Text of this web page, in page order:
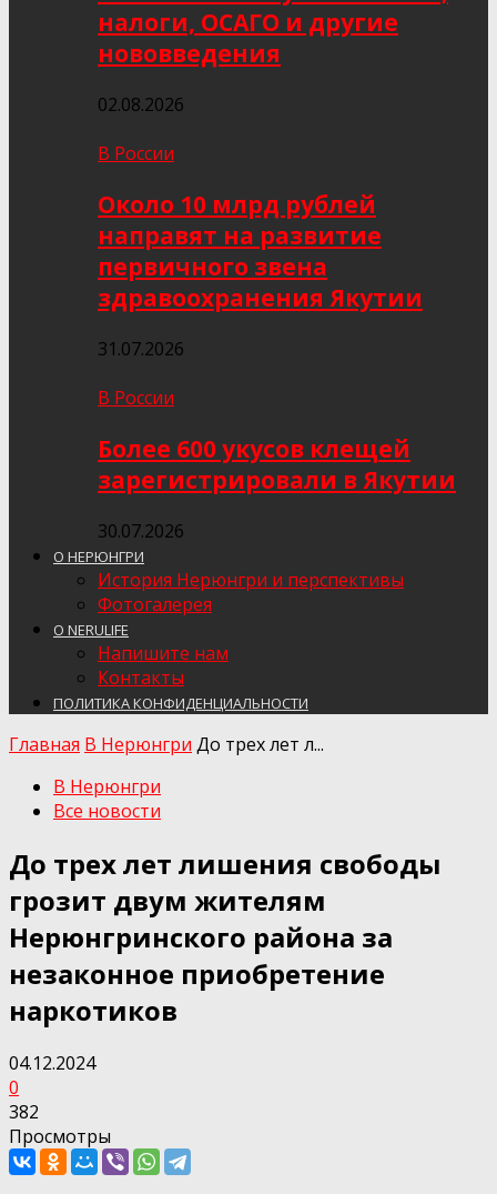
налоги, ОСАГО и другие
нововведения
02.08.2026
В России
Около 10 млрд рублей
направят на развитие
первичного звена
здравоохранения Якутии
31.07.2026
В России
Более 600 укусов клещей
зарегистрировали в Якутии
30.07.2026
О НЕРЮНГРИ
История Нерюнгри и перспективы
Фотогалерея
О NERULIFE
Напишите нам
Контакты
ПОЛИТИКА КОНФИДЕНЦИАЛЬНОСТИ
Главная В Нерюнгри До трех лет л...
В Нерюнгри
Все новости
До трех лет лишения свободы
грозит двум жителям
Нерюнгринского района за
незаконное приобретение
наркотиков
04.12.2024
0
382
Просмотры